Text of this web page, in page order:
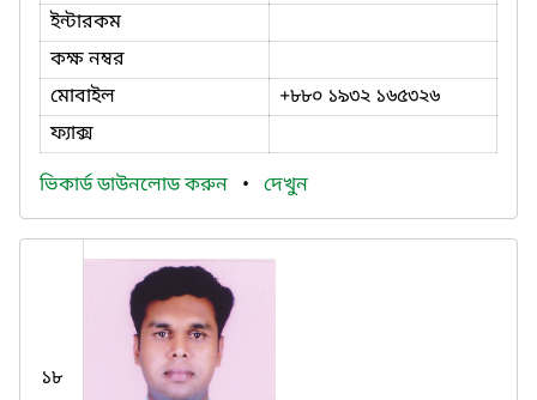
ইন্টারকম
কক্ষ নম্বর
মোবাইল
+৮৮০ ১৯৩২ ১৬৫৩২৬
ফ্যাক্স
ভিকার্ড ডাউনলোড করুন • দেখুন
১৮